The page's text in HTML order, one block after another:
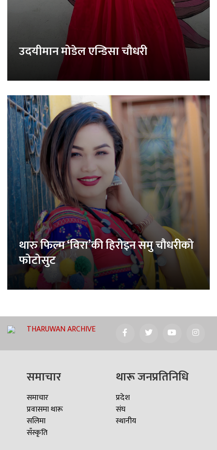
उदयीमान मोडेल एन्डिसा चौधरी
थारु फिल्म ‘विरा’की हिरोइन समु चौधरीको
फोटोसुट
THARUWAN ARCHIVE
समाचार
समाचार
प्रवासमा थारू
सलिमा
सँस्कृति
थारू जनप्रतिनिधि
प्रदेश
संघ
स्थानीय